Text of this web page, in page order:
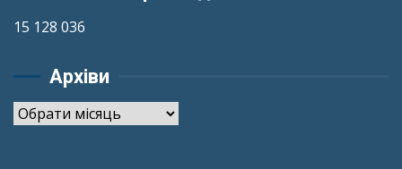
15 128 036
Архіви
Архіви